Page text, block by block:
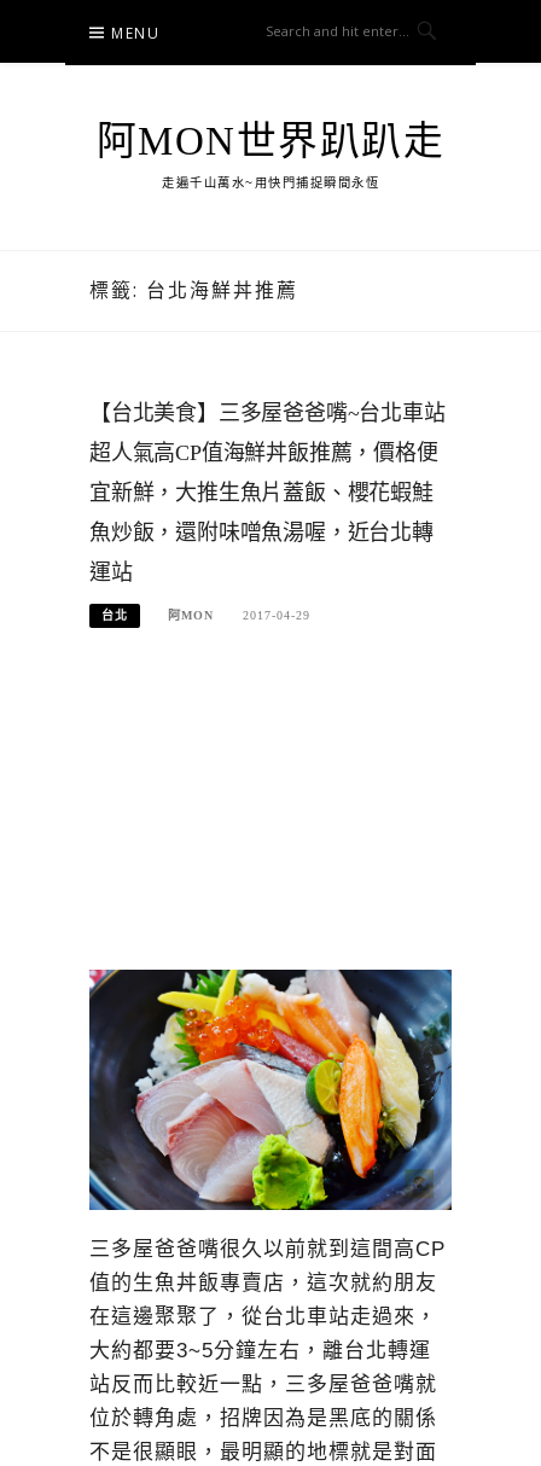
content
MENU
阿MON世界趴趴走
走遍千山萬水~用快門捕捉瞬間永恆
標籤: 台北海鮮丼推薦
【台北美食】三多屋爸爸嘴~台北車站
超人氣高CP值海鮮丼飯推薦，價格便
宜新鮮，大推生魚片蓋飯、櫻花蝦鮭
魚炒飯，還附味噌魚湯喔，近台北轉
運站
台北 阿MON 2017-04-29
三多屋爸爸嘴很久以前就到這間高CP
值的生魚丼飯專賣店，這次就約朋友
在這邊聚聚了，從台北車站走過來，
大約都要3~5分鐘左右，離台北轉運
站反而比較近一點，三多屋爸爸嘴就
位於轉角處，招牌因為是黑底的關係
不是很顯眼，最明顯的地標就是對面